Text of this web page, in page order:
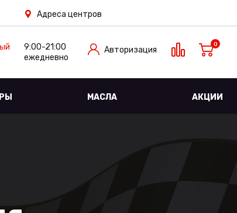
Адреса центров
9:00-21:00
ежедневно
Авторизация
0
МАСЛА АКЦИИ